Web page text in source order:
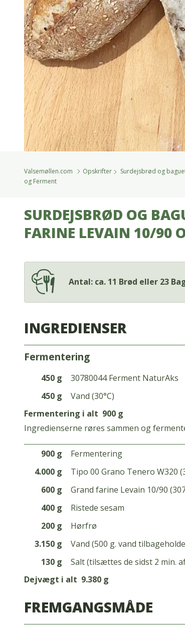
Valsemøllen.com Opskrifter
Surdejsbrød og
og Ferment
SURDEJSBRØD OG
FARINE LEVAIN 10/90
Antal: ca. 11 Brød eller 23
INGREDIENSER
fermentering
450 g
30780044 Ferment NaturAks
450 g
Vand (30°C)
Fermentering i alt 900 g
Ingredienserne røres sammen og
900 g
Fermentering
4.000 g
Tipo 00 Grano Tenero W320
600 g
Grand farine Levain 10/90
400 g
Ristede sesam
200 g
Hørfrø
3.150 g
Vand (500 g. vand
130 g
Salt (tilsættes de sidst 2 min.
Dejvægt i alt 9.380 g
FREMGANGSMÅDE